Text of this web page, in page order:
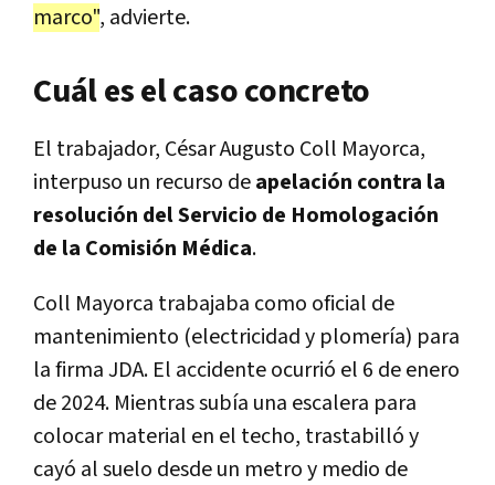
marco", advierte.
Cuál es el caso concreto
El trabajador, César Augusto Coll Mayorca,
interpuso un recurso deapelación contra la
resolución del Servicio de Homologación
de la Comisión Médica.
Coll Mayorca trabajaba como oficial de
mantenimiento (electricidad y plomería) para
la firma JDA. El accidente ocurrió el 6 de enero
de 2024. Mientras subía una escalera para
colocar material en el techo, trastabilló y
cayó al suelo desde un metro y medio de